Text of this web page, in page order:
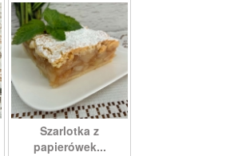
Szarlotka z
papierówek...